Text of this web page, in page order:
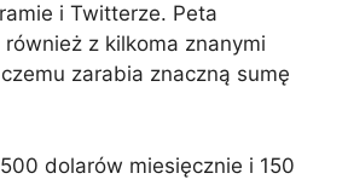
i Twitterze. Peta
również z kilkoma znanymi
zarabia znaczną sumę
dolarów miesięcznie i 150